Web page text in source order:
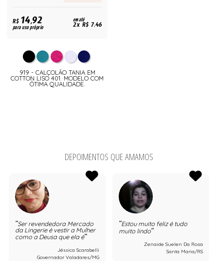
R$14,92
para uso próprio
em até
2x R$ 7,46
919 - CALÇOLÃO TANIA EM
COTTON LISO 401. MODELO COM
ÓTIMA QUALIDADE.
DEPOIMENTOS QUE AMAMOS
Ser revendedora Mercado
da Lingerie é vestir a Mulher
como a Deusa que ela é
Jéssica Scarabelli
Governador Valadares/MG
Estou muito feliz é tudo
muito lindo
Zenaide Suelen Da Rosa
Santa Maria/RS